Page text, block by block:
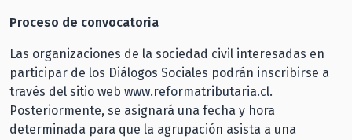
Proceso de convocatoria
Las organizaciones de la sociedad civil interesadas en
participar de los Diálogos Sociales podrán inscribirse a
través del sitio web www.reformatributaria.cl.
Posteriormente, se asignará una fecha y hora
determinada para que la agrupación asista a una